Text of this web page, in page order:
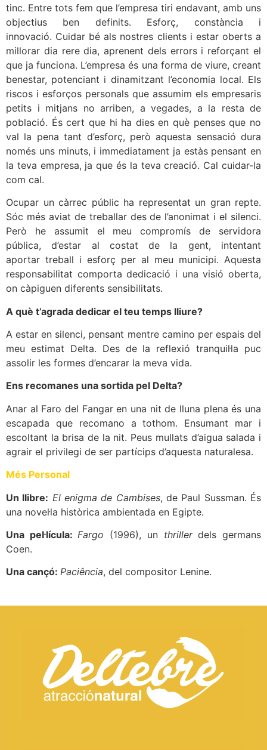
tinc. Entre tots fem que l’empresa tiri endavant, amb uns
objectius ben definits. Esforç, constància i
innovació. Cuidar bé als nostres clients i estar oberts a
millorar dia rere dia, aprenent dels errors i reforçant el
que ja funciona. L’empresa és una forma de viure, creant
benestar, potenciant i dinamitzant l’economia local. Els
riscos i esforços personals que assumim els empresaris
petits i mitjans no arriben, a vegades, a la resta de
població. És cert que hi ha dies en què penses que no
val la pena tant d’esforç, però aquesta sensació dura
només uns minuts, i immediatament ja estàs pensant en
la teva empresa, ja que és la teva creació. Cal cuidar-la
com cal.
Ocupar un càrrec públic ha representat un gran repte.
Sóc més aviat de treballar des de l’anonimat i el silenci.
Però he assumit el meu compromís de servidora
pública, d’estar al costat de la gent, intentant
aportar treball i esforç per al meu municipi. Aquesta
responsabilitat comporta dedicació i una visió oberta,
on càpiguen diferents sensibilitats.
A què t’agrada dedicar el teu temps lliure?
A estar en silenci, pensant mentre camino per espais del
meu estimat Delta. Des de la reflexió tranquil·la puc
assolir les formes d’encarar la meva vida.
Ens recomanes una sortida pel Delta?
Anar al Faro del Fangar en una nit de lluna plena és una
escapada que recomano a tothom. Ensumant mar i
escoltant la brisa de la nit. Peus mullats d’aigua salada i
agrair el privilegi de ser partícips d’aquesta naturalesa.
Més Personal
Un llibre: El enigma de Cambises, de Paul Sussman. És
una novel·la històrica ambientada en Egipte.
Una pel·lícula: Fargo (1996), un thrillerdels germans
Coen.
Una cançó: Paciência, del compositor Lenine.